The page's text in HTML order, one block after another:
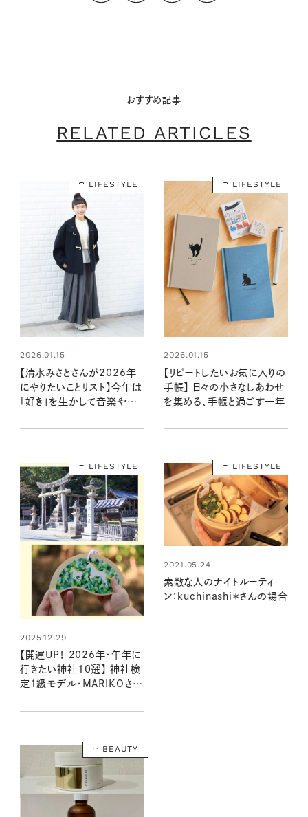
おすすめ記事
RELATED ARTICLES
LIFESTYLE
2026.01.15
【清水みさとさんが2026年
にやりたいことリスト】今年は
「好き」を生かして音楽や執
LIFESTYLE
2026.01.15
【リピートしたいお気に入りの
手帳】 日々の小さなしあわせ
を集める、手帳と過ごす一年
LIFESTYLE
2025.12.29
【開運UP！ 2026年・午年に
行きたい神社10選】 神社検
定1級モデル・MARIKOさん
ポット
LIFESTYLE
2021.05.24
素敵な人のナイトルーティ
ン：kuchinashi＊さんの場合
BEAUTY